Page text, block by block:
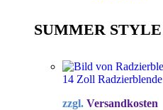
SUMMER STYLE
14 Zoll Radzierblende
zzgl. Versandkosten